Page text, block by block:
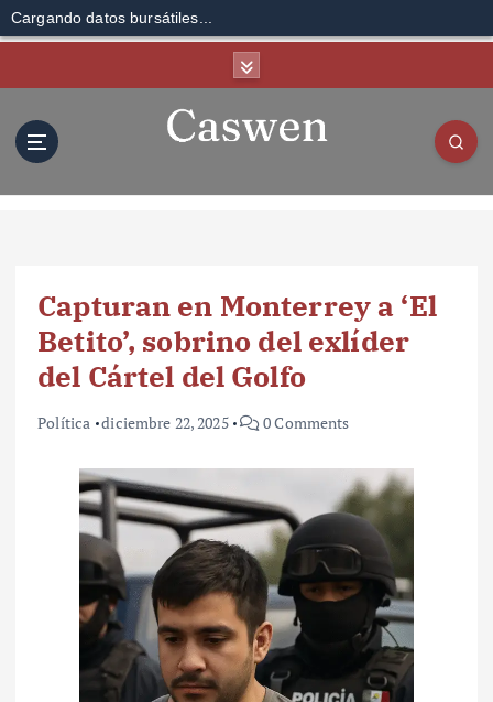
Cargando datos bursátiles...
Capturan en Monterrey a ‘El
Betito’, sobrino del exlíder
del Cártel del Golfo
Política diciembre 22, 2025 0 Comments